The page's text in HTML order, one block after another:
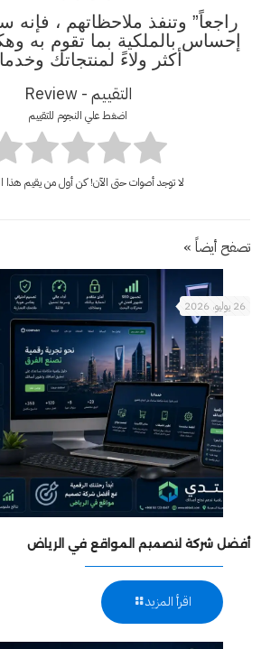
راجعاً” وتنفذ ملاحظاتهم ، فإنه
إحساس بالملكية بما تقوم به
أكثر ولاءً لمنتجاتك
التقييم - Review
اضغط علي النجوم للتقييم
لا توجد أصوات حتى الآن! كن أول من يقيم هذا
تصفح أيضاً »
26 يوليو، 2026
أفضل شركة لتصميم المواقع في الرياض
اقرأ المزيد